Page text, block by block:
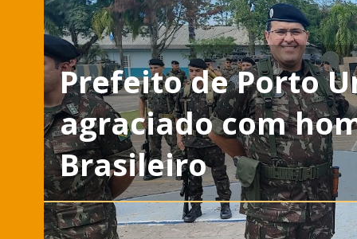
Prefeito de Porto
agraciado com
Brasileiro